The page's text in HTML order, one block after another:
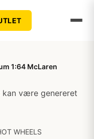
1:64 McLaren
kan være genereret
WHEELS